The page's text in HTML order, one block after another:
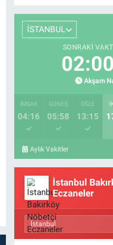
İSTANBUL
SONRAKI
Akşam
İMSAK
04:16
GÜNEŞ
05:58
ÖĞLE
13:15
Aylık Vakitler
İstanbul
Eczaneler